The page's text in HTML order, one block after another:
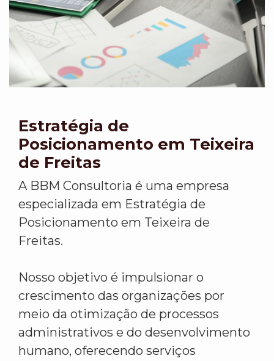
Estratégia de
Posicionamento em Teixeira
de Freitas
A BBM Consultoria é uma empresa
especializada em Estratégia de
Posicionamento em Teixeira de
Freitas.
Nosso objetivo é impulsionar o
crescimento das organizações por
meio da otimização de processos
administrativos e do desenvolvimento
humano, oferecendo serviços